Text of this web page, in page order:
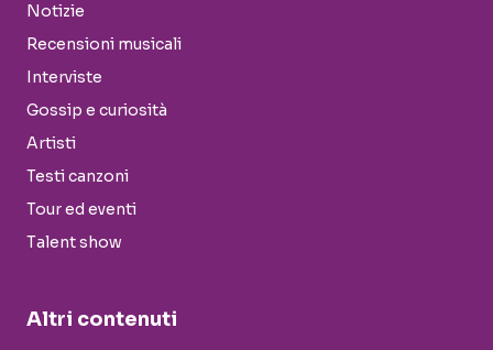
Notizie
Recensioni musicali
Interviste
Gossip e curiosità
Artisti
Testi canzoni
Tour ed eventi
Talent show
Altri contenuti